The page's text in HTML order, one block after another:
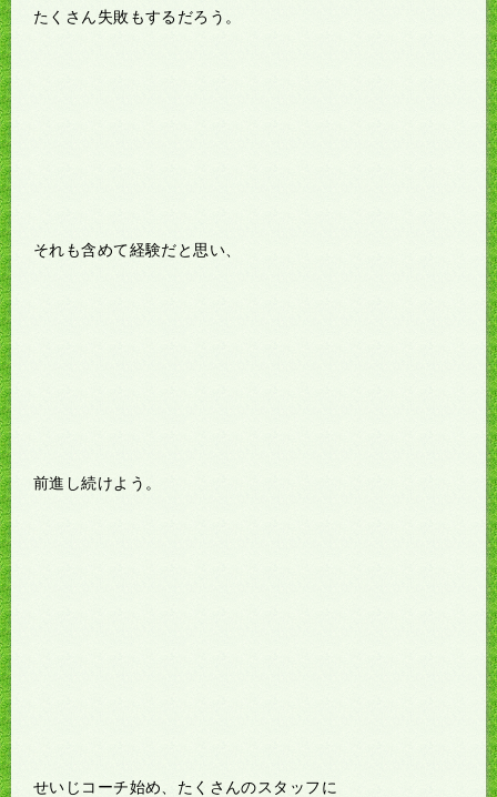
たくさん失敗もするだろう。
それも含めて経験だと思い、
前進し続けよう。
せいじコーチ始め、たくさんのスタッフに